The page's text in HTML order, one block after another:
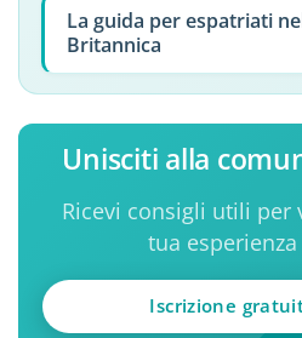
La guida per espatriati
Britannica
Unisciti alla
Ricevi consigli utili per
tua
Iscrizione